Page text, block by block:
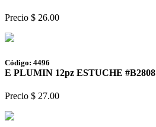
Precio $ 26.00
Código: 4496
E PLUMIN 12pz ESTUCHE #B2808
Precio $ 27.00